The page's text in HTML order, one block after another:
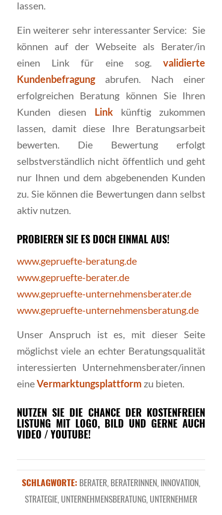
lassen.
Ein weiterer sehr interessanter Service: Sie
können auf der Webseite als Berater/in
einen Link für eine sog.validierte
Kundenbefragungabrufen. Nach einer
erfolgreichen Beratung können Sie Ihren
Kunden diesen Linkkünftig zukommen
lassen, damit diese Ihre Beratungsarbeit
bewerten. Die Bewertung erfolgt
selbstverständlich nicht öffentlich und geht
nur Ihnen und dem abgebenenden Kunden
zu. Sie können die Bewertungen dann selbst
aktiv nutzen.
PROBIEREN SIE ES DOCH EINMAL AUS!
www.gepruefte-beratung.de
www.gepruefte-berater.de
www.gepruefte-unternehmensberater.de
www.gepruefte-unternehmensberatung.de
Unser Anspruch ist es, mit dieser Seite
möglichst viele an echter Beratungsqualität
interessierten Unternehmensberater/innen
eineVermarktungsplattform zu bieten.
NUTZEN SIE DIE CHANCE DER KOSTENFREIEN
LISTUNG MIT LOGO, BILD UND GERNE AUCH
VIDEO / YOUTUBE!
SCHLAGWORTE: BERATER,BERATERINNEN,INNOVATION,
STRATEGIE,UNTERNEHMENSBERATUNG,UNTERNEHMER